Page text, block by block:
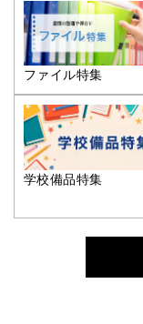
ファイル特集
学校備品特集